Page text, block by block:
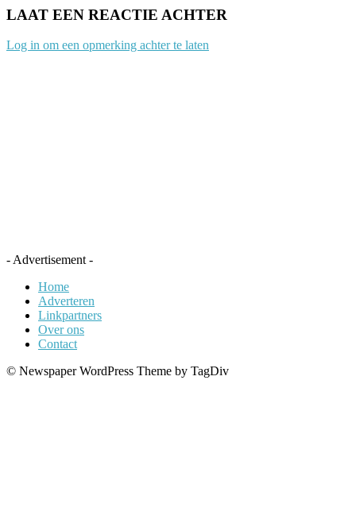
LAAT EEN REACTIE ACHTER
Log in om een opmerking achter te laten
- Advertisement -
Home
Adverteren
Linkpartners
Over ons
Contact
© Newspaper WordPress Theme by TagDiv